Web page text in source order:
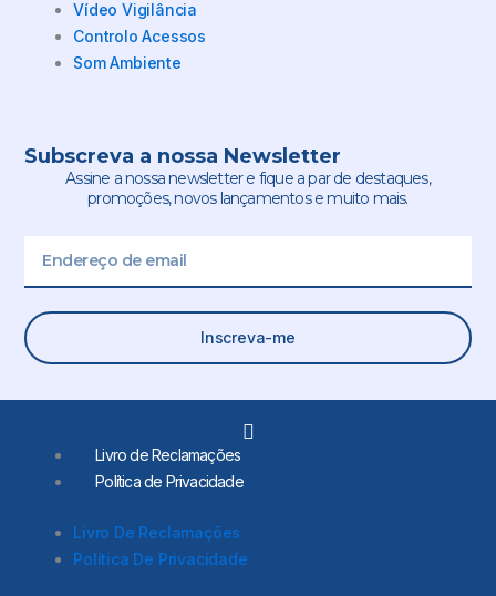
Vídeo Vigilância
Controlo Acessos
Som Ambiente
Subscreva a nossa Newsletter
Assine a nossa newsletter e fique a par de destaques,
promoções, novos lançamentos e muito mais.
Inscreva-me
Livro de Reclamações
Política de Privacidade
Livro De Reclamações
Política De Privacidade
L
n